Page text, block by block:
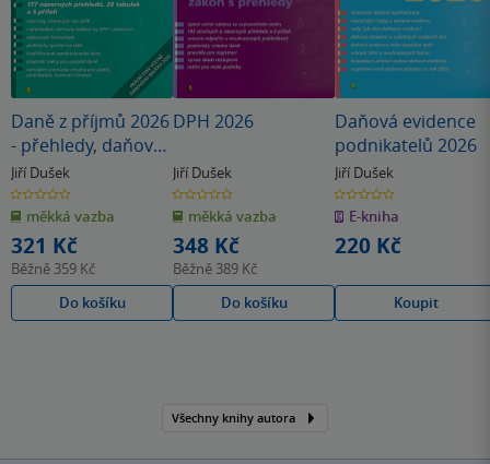
Daně z příjmů 2026
- přehledy, daňové
a účetní tabulky
Jiří Dušek
0.0
z
5
hvězdiček
měkká vazba
321 Kč
Běžně 359 Kč
Do košíku
DPH 2026
Jiří Dušek
0.0
z
5
hvězdiček
měkká vazba
348 Kč
Běžně 389 Kč
Do košíku
Daňová evidence
podnikatelů 2026
Jiří Dušek
0.0
z
5
hvězdiček
E-kniha
220 Kč
Koupit
Všechny knihy autora